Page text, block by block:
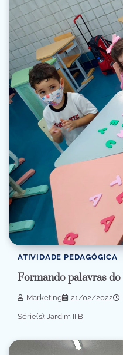
ATIVIDADE PEDAGÓGICA
Formando palavras
Marketing 21/02/2022
Série(s): Jardim II B